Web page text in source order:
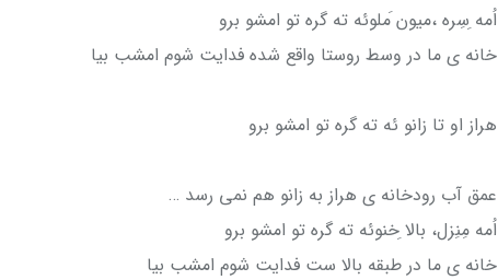
اُمه ِسِره ،میون َملوئه ته گره تو امشو برو
خانه ی ما در وسط روستا واقع شده فدایت شوم امشب بیا
هراز او تا زانو ئه ته گره تو امشو برو
عمق آب رودخانه ی هراز به زانو هم نمی رسد …
اُمه مِنِزل، بالا ِخنوئه ته گره تو امشو برو
خانه ی ما در طبقه بالا ست فدایت شوم امشب بیا